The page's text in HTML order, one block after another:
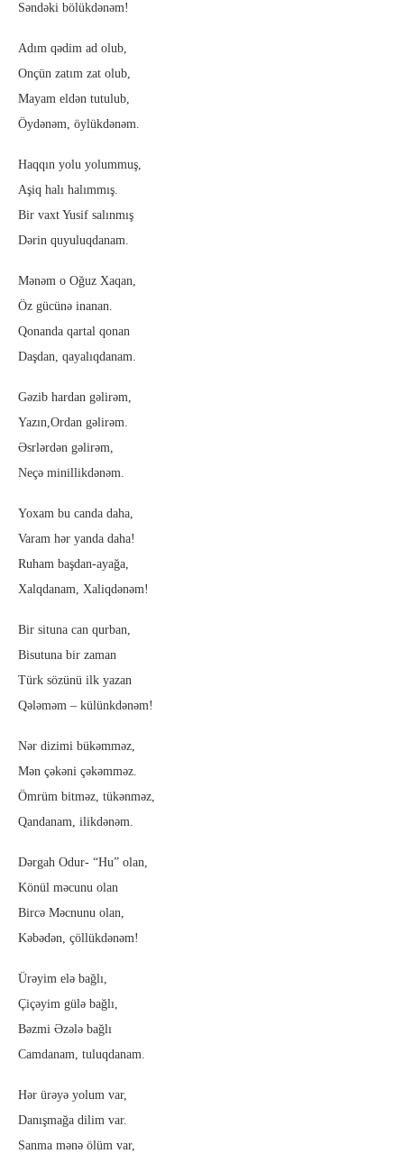
Səndəki bölükdənəm!
Adım qədim ad olub,
Onçün zatım zat olub,
Mayam eldən tutulub,
Öydənəm, öylükdənəm.
Haqqın yolu yolummuş,
Aşiq halı halımmış.
Bir vaxt Yusif salınmış
Dərin quyuluqdanam.
Mənəm o Oğuz Xaqan,
Öz gücünə inanan.
Qonanda qartal qonan
Daşdan, qayalıqdanam.
Gəzib hardan gəlirəm,
Yazın,Ordan gəlirəm.
Əsrlərdən gəlirəm,
Neçə minillikdənəm.
Yoxam bu canda daha,
Varam hər yanda daha!
Ruham başdan-ayağa,
Xalqdanam, Xaliqdənəm!
Bir situna can qurban,
Bisutuna bir zaman
Türk sözünü ilk yazan
Qələməm – külünkdənəm!
Nər dizimi bükəmməz,
Mən çəkəni çəkəmməz.
Ömrüm bitməz, tükənməz,
Qandanam, ilikdənəm.
Dərgah Odur- “Hu” olan,
Könül məcunu olan
Bircə Məcnunu olan,
Kəbədən, çöllükdənəm!
Ürəyim elə bağlı,
Çiçəyim gülə bağlı,
Bəzmi Əzələ bağlı
Camdanam, tuluqdanam.
Hər ürəyə yolum var,
Danışmağa dilim var.
Sanma mənə ölüm var,